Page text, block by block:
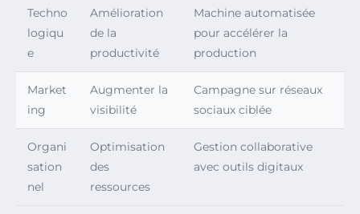
Techno
logiqu
e
Amélioration
de la
productivité
Machine automatisée
pour accélérer la
production
Market
ing
Augmenter la
visibilité
Campagne sur réseaux
sociaux ciblée
Organi
sation
nel
Optimisation
des
ressources
Gestion collaborative
avec outils digitaux